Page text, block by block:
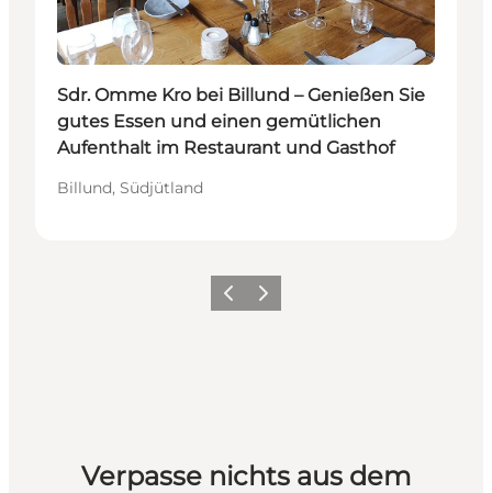
Sdr. Omme Kro bei Billund – Genießen Sie
gutes Essen und einen gemütlichen
Aufenthalt im Restaurant und Gasthof
Billund, Südjütland
Vorherige Folie
Nächste Folie
Verpasse nichts aus dem